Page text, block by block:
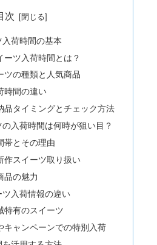
次
荷時間の基本
ーツ入荷時間とは？
ツの種類と人気商品
時間の違い
品タイミングとチェック方法
入荷時間は何時が狙い目？
帯とその理由
作スイーツ取り扱い
品の魅力
入荷情報の違い
特有のスイーツ
キャンペーンでの特別入荷